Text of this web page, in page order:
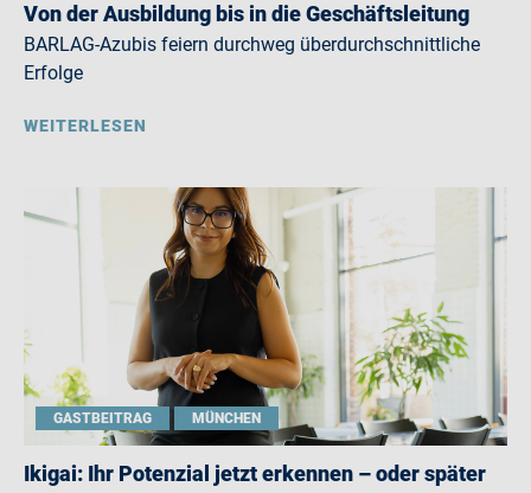
Von der Ausbildung bis in die Geschäftsleitung
BARLAG-Azubis feiern durchweg überdurchschnittliche
Erfolge
WEITERLESEN
GASTBEITRAG MÜNCHEN
Ikigai: Ihr Potenzial jetzt erkennen – oder später